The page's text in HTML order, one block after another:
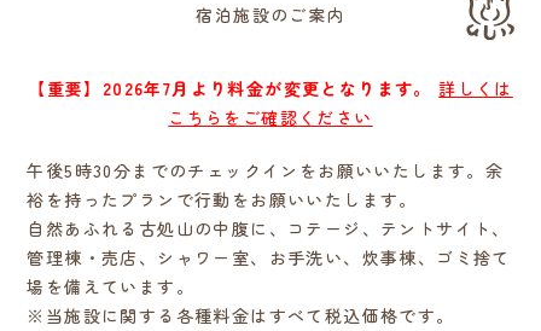
宿泊施設のご案内
【重要】2026年7月より料金が変更となります。詳しくは
こちらをご確認ください
午後5時30分までのチェックインをお願いいたします。余
裕を持ったプランで行動をお願いいたします。
自然あふれる古処山の中腹に、コテージ、テントサイト、
管理棟・売店、シャワー室、お手洗い、炊事棟、ゴミ捨て
場を備えています。
※当施設に関する各種料金はすべて税込価格です。